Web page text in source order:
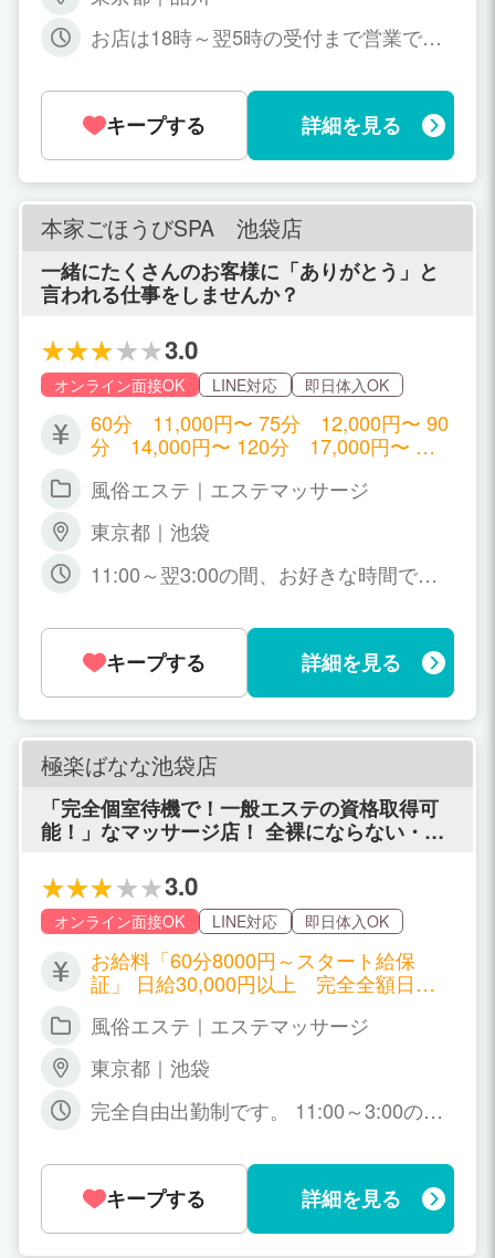
ID：hitozumaiku
お店は18時～翌5時の受付まで営業で
仕事して下さいね。 都合のいい日だけ出
キープする 詳細を見る
本家ごほうびSPA 池袋店
一緒にたくさんのお客様に「ありがとう」と
言われる仕事をしませんか？
3.0
オンライン面接OK LINE対応 即日体入OK
60分 11,000円〜 75分 12,000円〜 90
分 14,000円〜 120分 17,000円〜 ＋
ランク料！ 出勤が少なくても、指名が少
です☆
風俗エステ｜エステマッサージ
東京都｜池袋
11:00～翌3:00の間、お好きな時間でお
短期、「この期間だけ」という限定出勤
も大歓迎！
キープする 詳細を見る
極楽ばなな池袋店
「完全個室待機で！一般エステの資格取得可
能！」なマッサージ店！ 全裸にならない・フ
3.0
オンライン面接OK LINE対応 即日体入OK
お給料「60分8000円～スタート給保
証」 日給30,000円以上 完全全額日払
もお給料が上がる独自システムです！ 6
0分 8,000円～15,000円 75分 10,00
0円～17,000円 90分 12,000円～19,00
0円 120分 15,000円～22,000円 150
分 19,000円～26,000円 180分 23,00
風俗エステ｜エステマッサージ
東京都｜池袋
完全自由出勤制です。 11:00～3:00の間
キープする
詳細を見る